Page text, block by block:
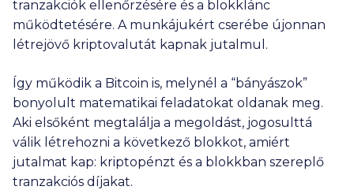
tranzakciók ellenőrzésére és a blokklánc
működtetésére. A munkájukért cserébe újonnan
létrejövő kriptovalutát kapnak jutalmul.
Így működik a Bitcoin is, melynél a “bányászok”
bonyolult matematikai feladatokat oldanak meg.
Aki elsőként megtalálja a megoldást, jogosulttá
válik létrehozni a következő blokkot, amiért
jutalmat kap: kriptopénzt és a blokkban szereplő
tranzakciós díjakat.